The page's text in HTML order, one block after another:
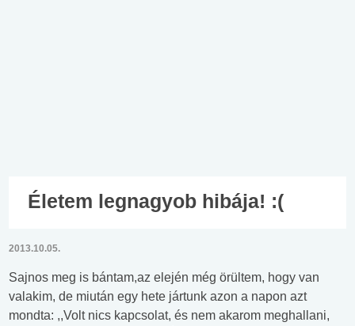
Életem legnagyob hibája! :(
2013.10.05.
Sajnos meg is bántam,az elején még örültem, hogy van
valakim, de miután egy hete jártunk azon a napon azt
mondta: ,,Volt nics kapcsolat, és nem akarom meghallani,